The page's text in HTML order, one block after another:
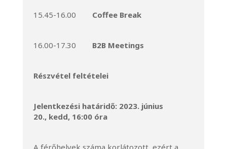
15.45-16.00 Coffee Break
16.00-17.30 B2B Meetings
Részvétel feltételei
Jelentkezési határidő: 2023. június
20., kedd, 16:00 óra
A férőhelyek száma korlátozott, ezért a